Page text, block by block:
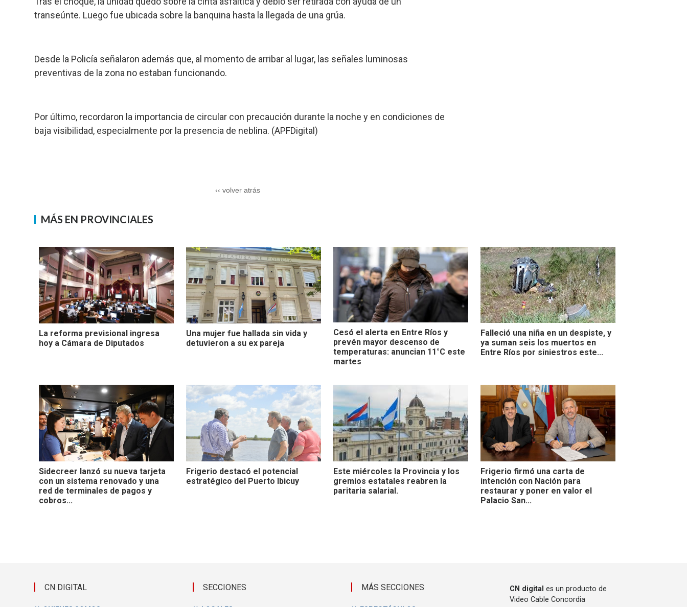
transeúnte. Luego fue ubicada sobre la banquina hasta la llegada de una grúa.
Desde la Policía señalaron además que, al momento de arribar al lugar, las señales luminosas
preventivas de la zona no estaban funcionando.
Por último, recordaron la importancia de circular con precaución durante la noche y en condiciones de
baja visibilidad, especialmente por la presencia de neblina. (APFDigital)
‹‹ volver atrás
MÁS EN PROVINCIALES
La reforma previsional ingresa
hoy a Cámara de Diputados
Una mujer fue hallada sin vida y
detuvieron a su ex pareja
Cesó el alerta en Entre Ríos y
prevén mayor descenso de
temperaturas: anuncian 11°C este
martes
Falleció una niña en un despiste, y
ya suman seis los muertos en
Entre Ríos por siniestros este...
Sidecreer lanzó su nueva tarjeta
con un sistema renovado y una
red de terminales de pagos y
cobros...
Frigerio destacó el potencial
estratégico del Puerto Ibicuy
Este miércoles la Provincia y los
gremios estatales reabren la
paritaria salarial.
Frigerio firmó una carta de
intención con Nación para
restaurar y poner en valor el
Palacio San...
CN DIGITAL SECCIONES MÁS SECCIONES CN digital es un producto de
Video Cable Concordia